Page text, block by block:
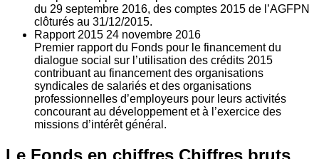
du 29 septembre 2016, des comptes 2015 de l’AGFPN
clôturés au 31/12/2015.
Rapport 2015 24 novembre 2016
Premier rapport du Fonds pour le financement du
dialogue social sur l’utilisation des crédits 2015
contribuant au financement des organisations
syndicales de salariés et des organisations
professionnelles d’employeurs pour leurs activités
concourant au développement et à l’exercice des
missions d’intérêt général.